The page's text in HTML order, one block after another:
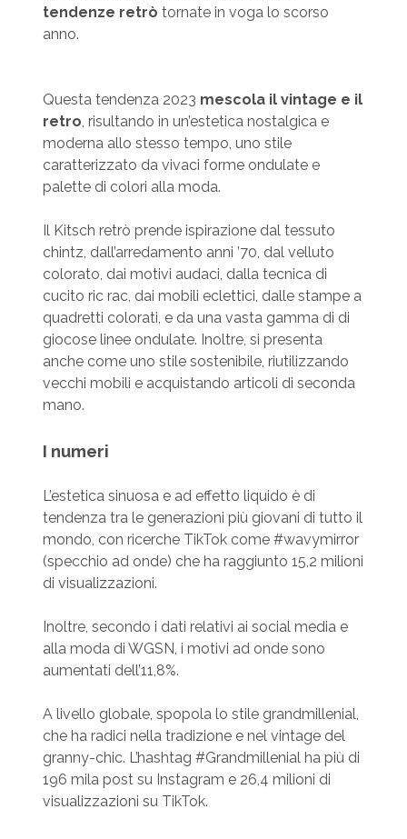
tendenze retrò tornate in voga lo scorso
anno.
Questa tendenza 2023 mescola il vintage e il
retro, risultando in un’estetica nostalgica e
moderna allo stesso tempo, uno stile
caratterizzato da vivaci forme ondulate e
palette di colori alla moda.
Il Kitsch retrò prende ispirazione dal tessuto
chintz, dall’arredamento anni ’70, dal velluto
colorato, dai motivi audaci, dalla tecnica di
cucito ric rac, dai mobili eclettici, dalle stampe a
quadretti colorati, e da una vasta gamma di di
giocose linee ondulate. Inoltre, si presenta
anche come uno stile sostenibile, riutilizzando
vecchi mobili e acquistando articoli di seconda
mano.
I numeri
L’estetica sinuosa e ad effetto liquido è di
tendenza tra le generazioni più giovani di tutto il
mondo, con ricerche TikTok come #wavymirror
(specchio ad onde) che ha raggiunto 15,2 milioni
di visualizzazioni.
Inoltre, secondo i dati relativi ai social media e
alla moda di WGSN, i motivi ad onde sono
aumentati dell’11,8%.
A livello globale, spopola lo stile grandmillenial,
che ha radici nella tradizione e nel vintage del
granny-chic. L’hashtag #Grandmillenial ha più di
196 mila post su Instagram e 26,4 milioni di
visualizzazioni su TikTok.